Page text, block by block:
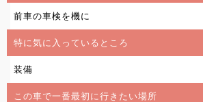
前車の車検を機に
特に気に入っているところ
装備
この車で一番最初に行きたい場所